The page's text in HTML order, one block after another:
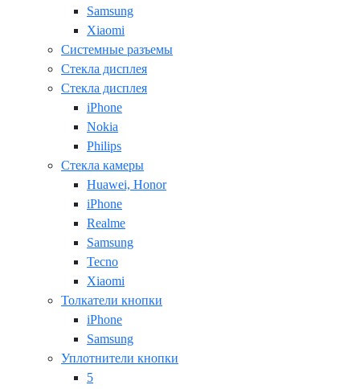
Samsung
Xiaomi
Системные разъемы
Стекла дисплея
Стекла дисплея
iPhone
Nokia
Philips
Стекла камеры
Huawei, Honor
iPhone
Realme
Samsung
Tecno
Xiaomi
Толкатели кнопки
iPhone
Samsung
Уплотнители кнопки
5